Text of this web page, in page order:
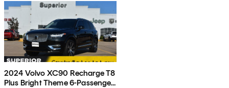
2024 Volvo XC90 Recharge T8
Plus Bright Theme 6-Passenger